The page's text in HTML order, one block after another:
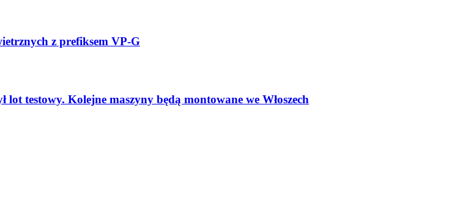
z prefiksem VP-G
testowy. Kolejne maszyny będą montowane we Włoszech